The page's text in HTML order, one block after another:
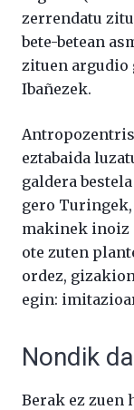
zerrendatu
bete-betean
zituen argudio
Ibañezek.
eztabaida
galdera
gero
makinek inoiz
ote zuten
ordez,
egin:
Nondik
Berak ez